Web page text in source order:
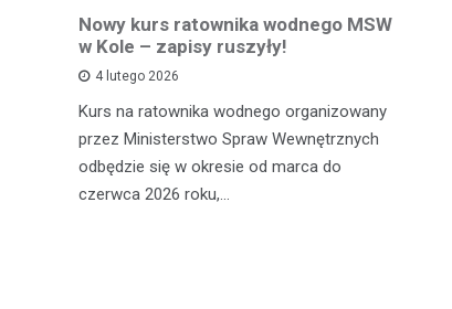
Nowy kurs ratownika wodnego MSW
w Kole – zapisy ruszyły!
4 lutego 2026
Kurs na ratownika wodnego organizowany
przez Ministerstwo Spraw Wewnętrznych
odbędzie się w okresie od marca do
czerwca 2026 roku,…